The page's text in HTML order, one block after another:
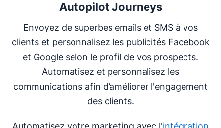
Autopilot Journeys
Envoyez de superbes emails et SMS à vos
clients et personnalisez les publicités Facebook
et Google selon le profil de vos prospects.
Automatisez et personnalisez les
communications afin d’améliorer l'engagement
des clients.